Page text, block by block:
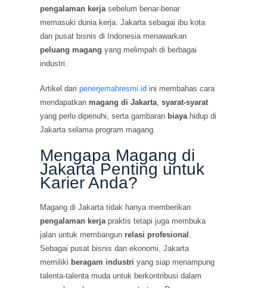
pengalaman kerja sebelum benar-benar
memasuki dunia kerja. Jakarta sebagai ibu kota
dan pusat bisnis di Indonesia menawarkan
peluang magang yang melimpah di berbagai
industri.
Artikel daripenerjemahresmi.id ini membahas cara
mendapatkan magang di Jakarta,syarat-syarat
yang perlu dipenuhi, serta gambaran biayahidup di
Jakarta selama program magang.
Mengapa Magang di
Jakarta Penting untuk
Karier Anda?
Magang di Jakarta tidak hanya memberikan
pengalaman kerjapraktis tetapi juga membuka
jalan untuk membangun relasi profesional .
Sebagai pusat bisnis dan ekonomi, Jakarta
memiliki beragam industri yang siap menampung
talenta-talenta muda untuk berkontribusi dalam